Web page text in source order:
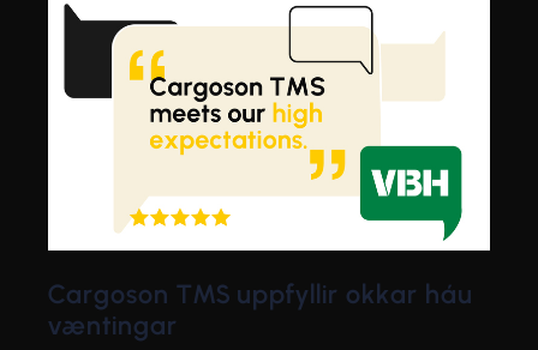
Cargoson TMS uppfyllir okkar háu
væntingar